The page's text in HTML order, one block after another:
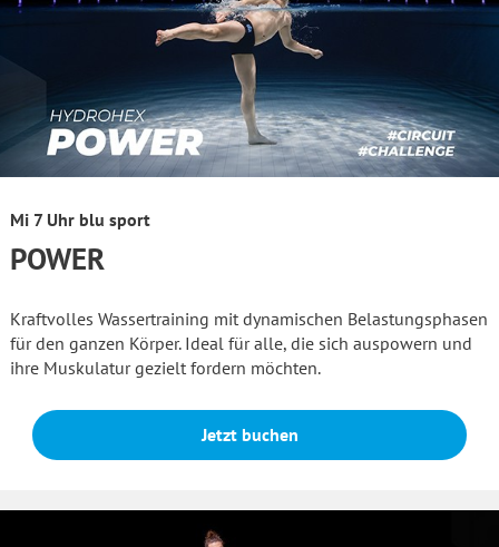
Mi 7 Uhr blu sport
POWER
Kraftvolles Wassertraining mit dynamischen Belastungsphasen
für den ganzen Körper. Ideal für alle, die sich auspowern und
ihre Muskulatur gezielt fordern möchten.
Jetzt buchen